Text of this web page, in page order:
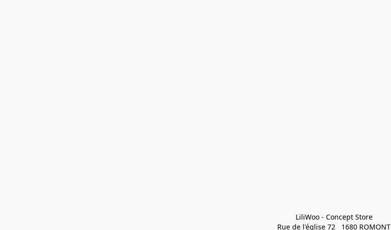
LiliWoo - Concept Store
Rue de l'église 72   1680 ROMONT